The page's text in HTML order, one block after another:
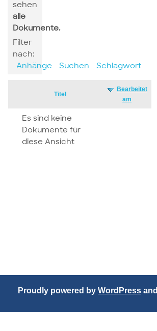
sehen
alle
Dokumente.
Filter
nach:
Anhänge
Suchen Schlagwort
Titel
Bearbeitet
am
Es sind keine
Dokumente für
diese Ansicht
Proudly powered by WordPress and